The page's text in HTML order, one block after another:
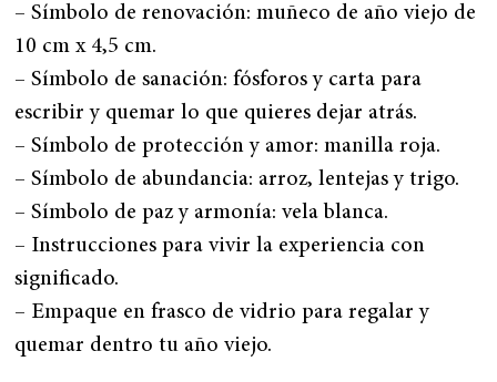
– Símbolo de renovación: muñeco de año viejo de
10 cm x 4,5 cm.
– Símbolo de sanación: fósforos y carta para
escribir y quemar lo que quieres dejar atrás.
– Símbolo de protección y amor: manilla roja.
– Símbolo de abundancia: arroz, lentejas y trigo.
– Símbolo de paz y armonía: vela blanca.
– Instrucciones para vivir la experiencia con
significado.
– Empaque en frasco de vidrio para regalar y
quemar dentro tu año viejo.